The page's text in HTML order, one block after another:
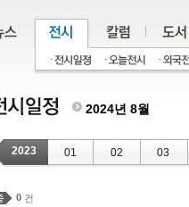
2024년 8월
2023 01 02 03
0 건